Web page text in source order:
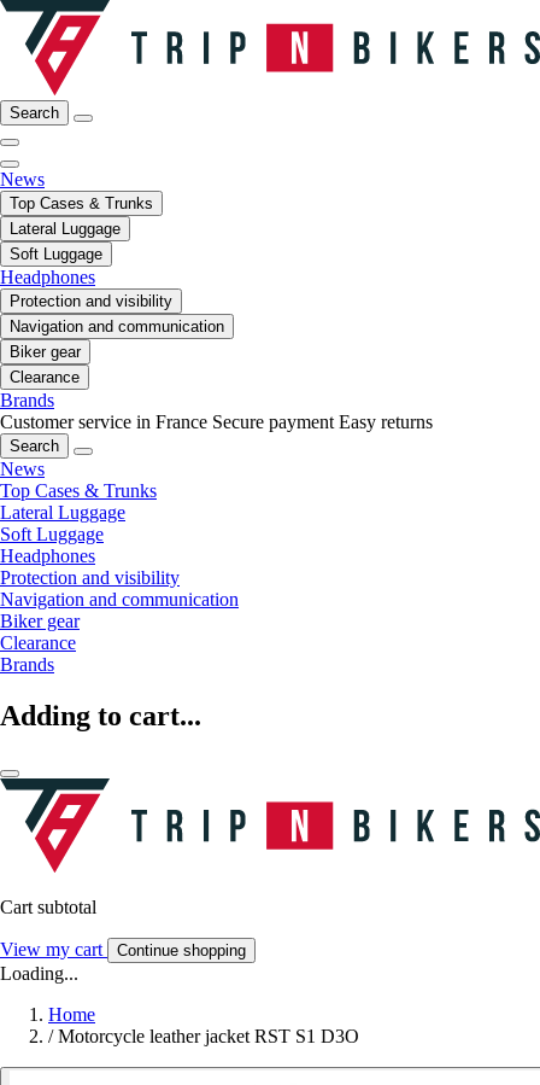
Search
News
Top Cases & Trunks
Lateral Luggage
Soft Luggage
Headphones
Protection and visibility
Navigation and communication
Biker gear
Clearance
Brands
Customer service in France Secure payment Easy returns
Search
News
Top Cases & Trunks
Lateral Luggage
Soft Luggage
Headphones
Protection and visibility
Navigation and communication
Biker gear
Clearance
Brands
Adding to cart...
Cart subtotal
View my cart Continue shopping
Loading...
Home
/ Motorcycle leather jacket RST S1 D3O